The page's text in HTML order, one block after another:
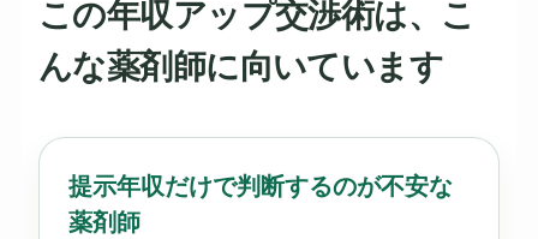
この年収アップ交渉術は、こ
んな薬剤師に向いています
提示年収だけで判断するのが不安な
薬剤師